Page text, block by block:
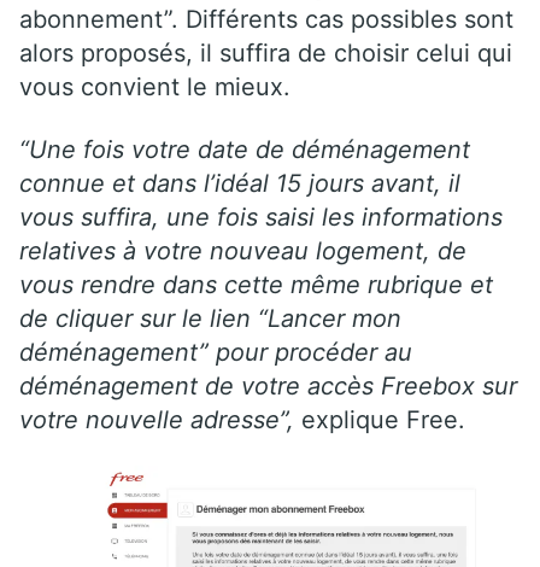
abonnement”. Différents cas possibles sont
alors proposés, il suffira de choisir celui qui
vous convient le mieux.
“Une fois votre date de déménagement
connue et dans l’idéal 15 jours avant, il
vous suffira, une fois saisi les informations
relatives à votre nouveau logement, de
vous rendre dans cette même rubrique et
de cliquer sur le lien “Lancer mon
déménagement” pour procéder au
déménagement de votre accès Freebox sur
votre nouvelle adresse”, explique Free.